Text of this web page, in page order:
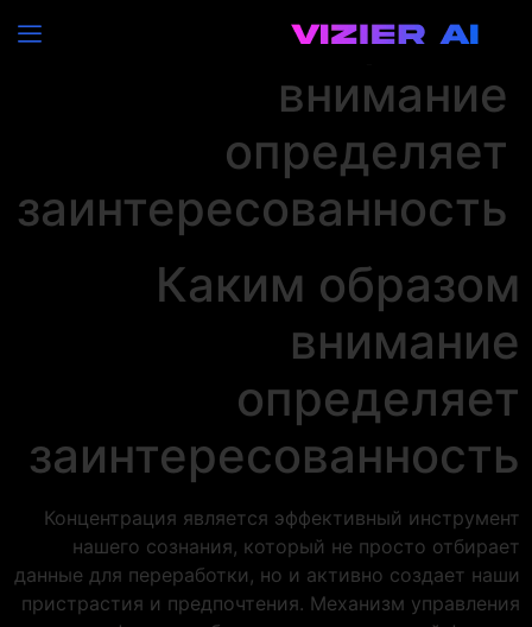
Каким образом
внимание
определяет
заинтересованность
Каким образом
внимание
определяет
заинтересованность
Концентрация является эффективный инструмент
нашего сознания, который не просто отбирает
данные для переработки, но и активно создает наши
пристрастия и предпочтения. Механизм управления